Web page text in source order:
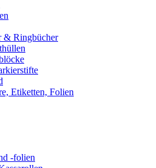
& Ringbücher
Etiketten, Folien
-folien